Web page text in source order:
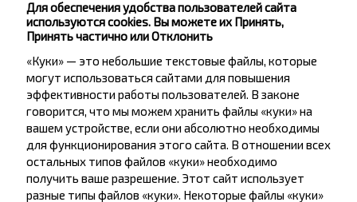
Минск → Вильнюс
Минск → Львов
Минск → Варшава
Минск → Гданьск
Для обеспечения удобства пользователей сайта
используются cookies. Вы можете их Принять,
Принять частично или Отклонить
«Куки» — это небольшие текстовые файлы, которые
могут использоваться сайтами для повышения
эффективности работы пользователей. В законе
говорится, что мы можем хранить файлы «куки» на
вашем устройстве, если они абсолютно необходимы
для функционирования этого сайта. В отношении всех
остальных типов файлов «куки» необходимо
получить ваше разрешение. Этот сайт использует
разные типы файлов «куки». Некоторые файлы «куки»